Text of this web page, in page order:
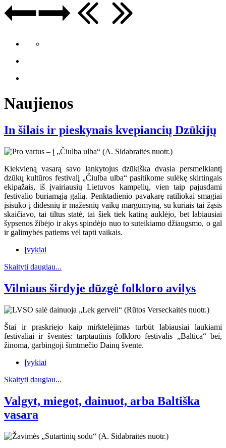
Naujienos
In šilais ir pieskynais kvepiancių Dzūkijų
Kiekvieną vasarą savo lankytojus dzūkiška dvasia persmelkiantį
dzūkų kultūros festivalį „Čiulba ulba“ pasitikome sulėkę skirtingais
ekipažais, iš įvairiausių Lietuvos kampelių, vien taip pajusdami
festivalio buriamąją galią. Penktadienio pavakarę ratiliokai smagiai
įsisuko į didesnių ir mažesnių vaikų margumyną, su kuriais tai žąsis
skaičiavo, tai tiltus statė, tai šiek tiek katiną auklėjo, bet labiausiai
šypsenos žibėjo ir akys spindėjo nuo to suteikiamo džiaugsmo, o gal
ir galimybės patiems vėl tapti vaikais.
Įvykiai
Skaityti daugiau...
Vilniaus širdyje dūzgė folkloro avilys
Štai ir praskriejo kaip mirktelėjimas turbūt labiausiai laukiami
festivaliai ir šventės: tarptautinis folkloro festivalis „Baltica“ bei,
žinoma, garbingoji šimtmečio Dainų šventė.
Įvykiai
Skaityti daugiau...
Valgyt, miegot, dainuot, arba Baltiška
vasara